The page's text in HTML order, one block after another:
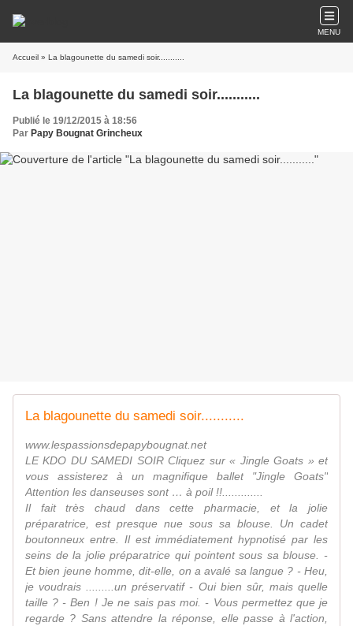
MENU
Accueil » La blagounette du samedi soir...........
La blagounette du samedi soir...........
Publié le 19/12/2015 à 18:56
Par Papy Bougnat Grincheux
La blagounette du samedi soir...........
www.lespassionsdepapybougnat.net
LE KDO DU SAMEDI SOIR Cliquez sur « Jingle Goats » et
vous assisterez à un magnifique ballet "Jingle Goats"
Attention les danseuses sont … à poil !!.............
Il fait très chaud dans cette pharmacie, et la jolie
préparatrice, est presque nue sous sa blouse. Un cadet
boutonneux entre. Il est immédiatement hypnotisé par les
seins de la jolie préparatrice qui pointent sous sa blouse. -
Et bien jeune homme, dit-elle, on a avalé sa langue ? - Heu,
je voudrais .........un préservatif - Oui bien sûr, mais quelle
taille ? - Ben ! Je ne sais pas moi. - Vous permettez que je
regarde ? Sans attendre la réponse, elle passe à l'action,